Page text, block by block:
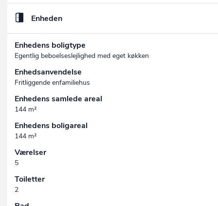
Enheden
Enhedens boligtype
Egentlig beboelseslejlighed med eget køkken
Enhedsanvendelse
Fritliggende enfamiliehus
Enhedens samlede areal
144 m²
Enhedens boligareal
144 m²
Værelser
5
Toiletter
2